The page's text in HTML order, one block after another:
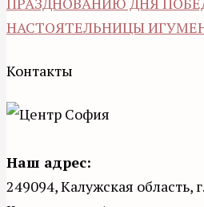
НАСТОЯТЕЛЬНИЦЫ
Контакты
Наш адрес:
249094, Калужская область,